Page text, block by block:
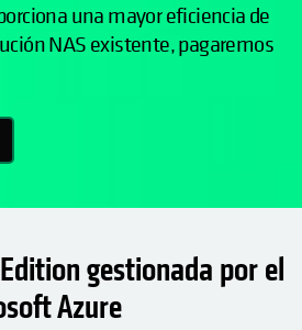
una mayor eficiencia de
NAS existente, pagaremos
gestionada por el
Azure